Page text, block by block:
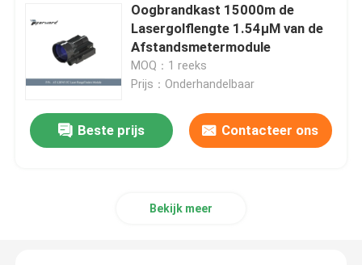
Oogbrandkast 15000m de
Lasergolflengte 1.54μM van de
Afstandsmetermodule
MOQ：1 reeks
Prijs：Onderhandelbaar
Beste prijs Contacteer ons
Bekijk meer